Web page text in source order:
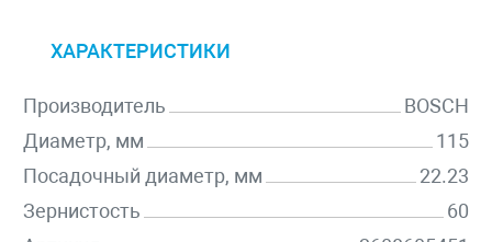
ХАРАКТЕРИСТИКИ
Производитель
BOSCH
Диаметр, мм
115
Посадочный диаметр, мм
22.23
Зернистость
60